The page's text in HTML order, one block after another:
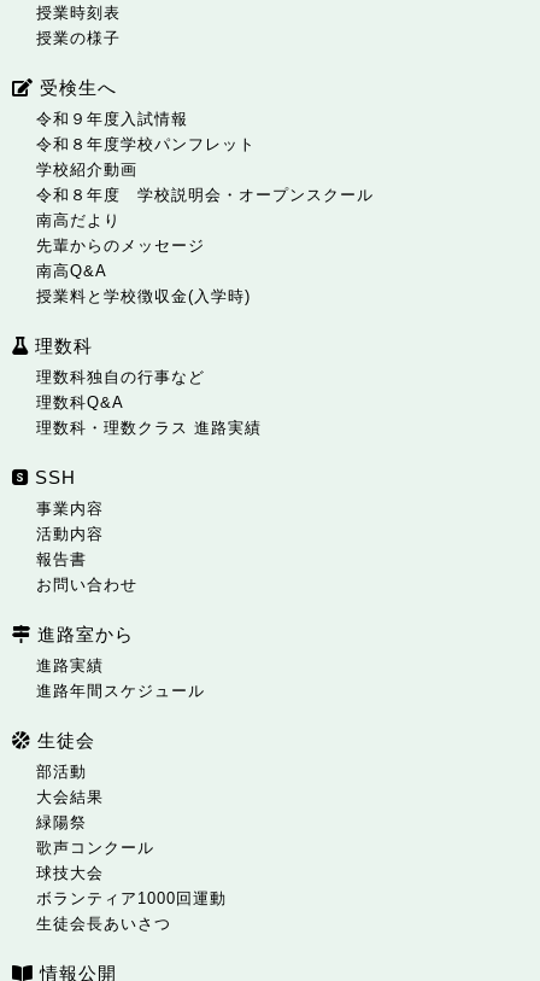
授業時刻表
授業の様子
受検生へ
令和９年度入試情報
令和８年度学校パンフレット
学校紹介動画
令和８年度 学校説明会・オープンスクール
南高だより
先輩からのメッセージ
南高Q&A
授業料と学校徴収金(入学時)
理数科
理数科独自の行事など
理数科Q&A
理数科・理数クラス 進路実績
SSH
事業内容
活動内容
報告書
お問い合わせ
進路室から
進路実績
進路年間スケジュール
生徒会
部活動
大会結果
緑陽祭
歌声コンクール
球技大会
ボランティア1000回運動
生徒会長あいさつ
情報公開